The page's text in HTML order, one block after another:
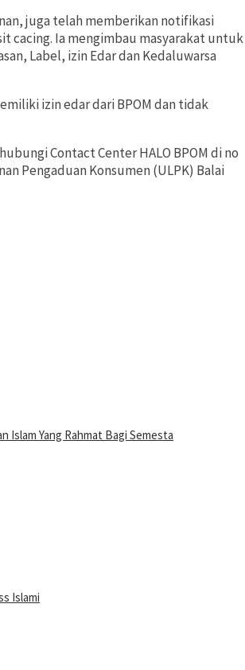
juga telah memberikan notifikasi
cacing. Ia mengimbau masyarakat untuk
Label, izin Edar dan Kedaluwarsa
izin edar dari BPOM dan tidak
Contact Center HALO BPOM di no
Pengaduan Konsumen (ULPK) Balai
Islam Yang Rahmat Bagi Semesta
Islami